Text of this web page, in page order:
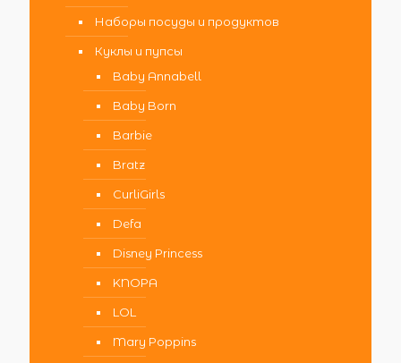
Наборы посуды и продуктов
Куклы и пупсы
Baby Annabell
Baby Born
Barbie
Bratz
CurliGirls
Defa
Disney Princess
KNOPA
LOL
Mary Poppins